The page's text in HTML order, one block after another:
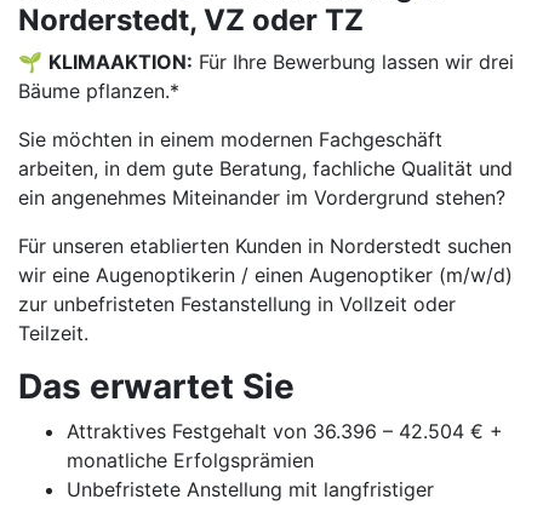
Norderstedt, VZ oder TZ
🌱 KLIMAAKTION: Für Ihre Bewerbung lassen wir drei
Bäume pflanzen.*
Sie möchten in einem modernen Fachgeschäft
arbeiten, in dem gute Beratung, fachliche Qualität und
ein angenehmes Miteinander im Vordergrund stehen?
Für unseren etablierten Kunden in Norderstedt suchen
wir eine Augenoptikerin / einen Augenoptiker (m/w/d)
zur unbefristeten Festanstellung in Vollzeit oder
Teilzeit.
Das erwartet Sie
Attraktives Festgehalt von 36.396 – 42.504 € +
monatliche Erfolgsprämien
Unbefristete Anstellung mit langfristiger